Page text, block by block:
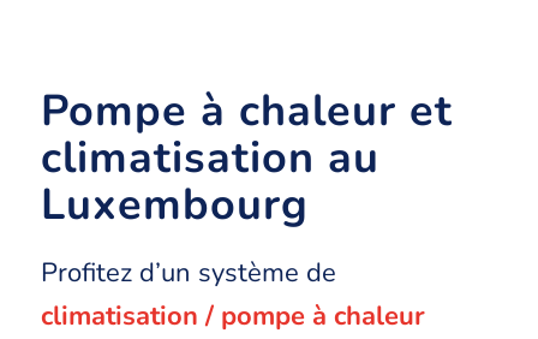
Pompe à chaleur et
climatisation au
Luxembourg
Profitez d’un système de
climatisation / pompe à chaleur